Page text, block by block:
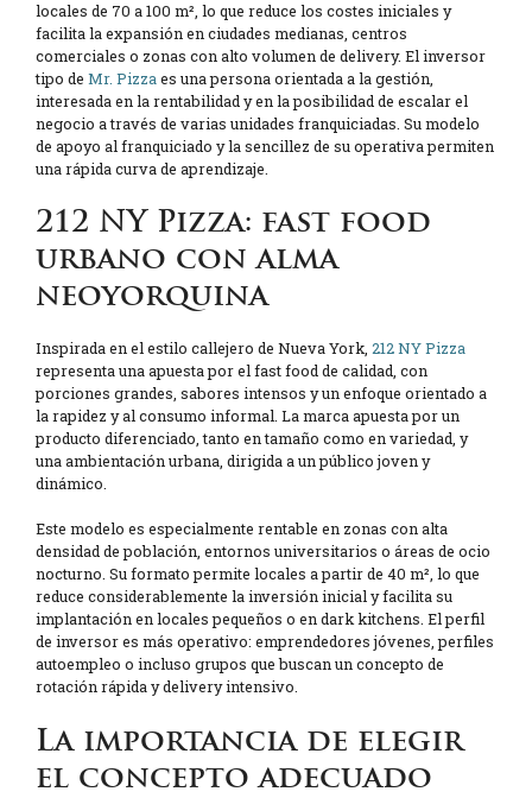
locales de 70 a 100 m², lo que reduce los costes iniciales y
facilita la expansión en ciudades medianas, centros
comerciales o zonas con alto volumen de delivery. El inversor
tipo de Mr. Pizza es una persona orientada a la gestión,
interesada en la rentabilidad y en la posibilidad de escalar el
negocio a través de varias unidades franquiciadas. Su modelo
de apoyo al franquiciado y la sencillez de su operativa permiten
una rápida curva de aprendizaje.
212 NY Pizza: fast food
urbano con alma
neoyorquina
Inspirada en el estilo callejero de Nueva York, 212 NY Pizza
representa una apuesta por el fast food de calidad, con
porciones grandes, sabores intensos y un enfoque orientado a
la rapidez y al consumo informal. La marca apuesta por un
producto diferenciado, tanto en tamaño como en variedad, y
una ambientación urbana, dirigida a un público joven y
dinámico.
Este modelo es especialmente rentable en zonas con alta
densidad de población, entornos universitarios o áreas de ocio
nocturno. Su formato permite locales a partir de 40 m², lo que
reduce considerablemente la inversión inicial y facilita su
implantación en locales pequeños o en dark kitchens. El perfil
de inversor es más operativo: emprendedores jóvenes, perfiles
autoempleo o incluso grupos que buscan un concepto de
rotación rápida y delivery intensivo.
La importancia de elegir
el concepto adecuado